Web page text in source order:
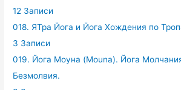
12 Записи
018. ЯТра Йога и Йога Хождения по
3 Записи
019. Йога Моуна (Mouna). Йога
Безмолвия.